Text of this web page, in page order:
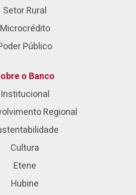
Setor Rural
Microcrédito
Público
o Banco
Institucional
Regional
Cultura
Etene
Hubine